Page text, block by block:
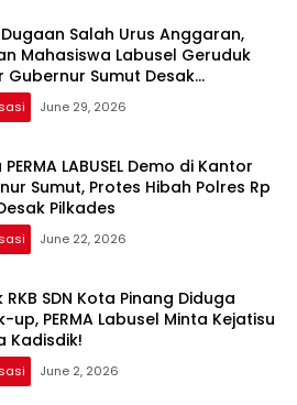
Salah Urus Anggaran,
Mahasiswa Labusel Geruduk
Gubernur Sumut Desak
Hibah Rp25 Miliar
June 29, 2026
LABUSEL Demo di Kantor
Sumut, Protes Hibah Polres Rp
Pilkades
June 22, 2026
RKB SDN Kota Pinang Diduga
up, PERMA Labusel Minta Kejatisu
Kadisdik!
June 2, 2026